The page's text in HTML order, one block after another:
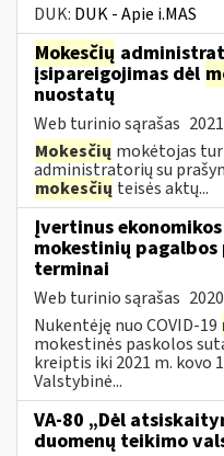
DUK: DUK - Apie i.MAS
Mokesčių
įsipareigojimas dėl
nuostatų
Web turinio sąrašas
Mokesčių mokėtojas
administratorių su
mokesčių teisės aktų...
Įvertinus
mokestinių
terminai
Web turinio sąrašas
Nukentėję nuo COVID-19
mokestinės paskolos
kreiptis iki 2021 m. kovo
Valstybinė...
VA-80 „Dėl
duomenų teikimo